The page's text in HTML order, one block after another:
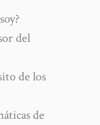
del
de los
de